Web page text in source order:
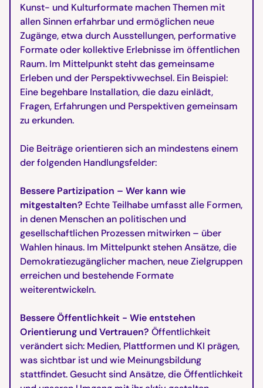
Kunst- und Kulturformate machen Themen mit
allen Sinnen erfahrbar und ermöglichen neue
Zugänge, etwa durch Ausstellungen, performative
Formate oder kollektive Erlebnisse im öffentlichen
Raum. Im Mittelpunkt steht das gemeinsame
Erleben und der Perspektivwechsel. Ein Beispiel:
Eine begehbare Installation, die dazu einlädt,
Fragen, Erfahrungen und Perspektiven gemeinsam
zu erkunden.
Die Beiträge orientieren sich an mindestens einem
der folgenden Handlungsfelder:
Bessere Partizipation – Wer kann wie
mitgestalten? Echte Teilhabe umfasst alle Formen,
in denen Menschen an politischen und
gesellschaftlichen Prozessen mitwirken – über
Wahlen hinaus. Im Mittelpunkt stehen Ansätze, die
Demokratiezugänglicher machen, neue Zielgruppen
erreichen und bestehende Formate
weiterentwickeln.
Bessere Öffentlichkeit - Wie entstehen
Orientierung und Vertrauen? Öffentlichkeit
verändert sich: Medien, Plattformen und KI prägen,
was sichtbar ist und wie Meinungsbildung
stattfindet. Gesucht sind Ansätze, die Öffentlichkeit